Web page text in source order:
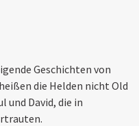
Geschichten von
die Helden nicht Old
und David, die in